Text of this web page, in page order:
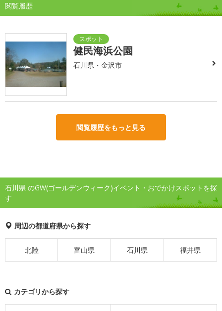
閲覧履歴
健民海浜公園
石川県・金沢市
閲覧履歴をもっと見る
石川県 のGW(ゴールデンウィーク)イベント・おでかけスポットを探
す
周辺の都道府県から探す
北陸 富山県 石川県 福井県
カテゴリから探す